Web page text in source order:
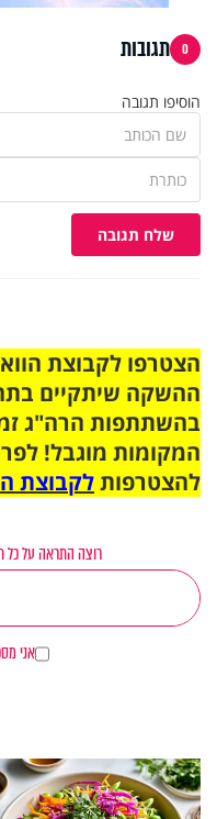
0 תגובות
הוסיפו תגובה
שלח תגובה
ההשקה שיתקיים
בהשתתפות הרה"ג
המקומות מוגבל!
להצטרפותלקבוצת
רוצה התראה על כל
אני